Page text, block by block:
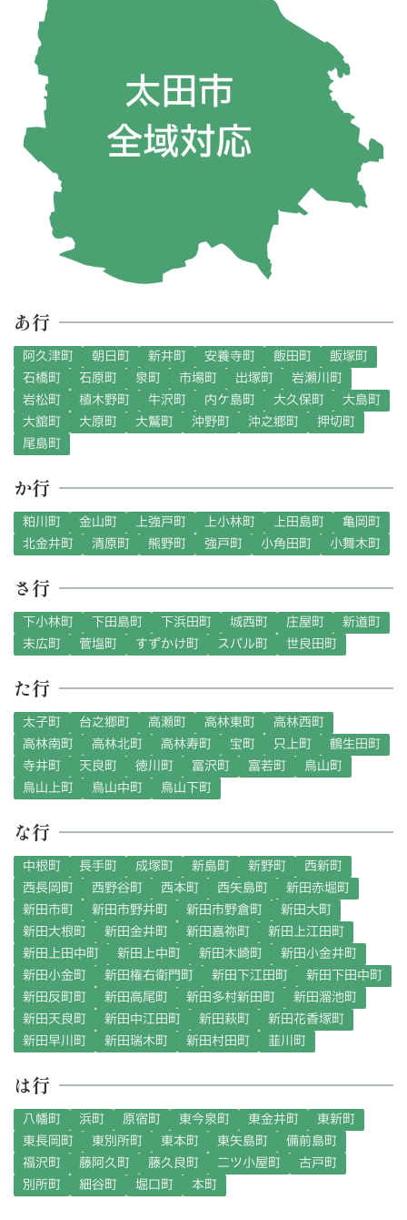
あ行
阿久津町 朝日町 新井町 安養寺町 飯田町
飯塚町
石橋町
石原町 泉町 市場町 出塚町
岩瀬川町
岩松町
植木野町 牛沢町 内ケ島町 大久保町
大島町
大舘町
大原町 大鷲町 沖野町 沖之郷町
押切町
尾島町
か行
粕川町 金山町 上強戸町 上小林町 上田島町
亀岡町
北金井町
清原町 熊野町 強戸町 小角田町 小舞木町
さ行
下小林町 下田島町 下浜田町 城西町 庄屋町
新道町
末広町
菅塩町 すずかけ町 スバル町 世良田町
た行
太子町 台之郷町 高瀬町 高林東町
高林西町
高林南町
高林北町 高林寿町 宝町 只上町
鶴生田町
寺井町
天良町 徳川町 富沢町 富若町
鳥山町
鳥山上町
鳥山中町 鳥山下町
な行
中根町 長手町 成塚町 新島町 新野町
西新町
西長岡町
西野谷町 西本町 西矢島町
新田赤堀町
新田市町
新田市野井町 新田市野倉町
新田大町
新田大根町
新田金井町 新田嘉祢町
新田上江田町
新田上田中町
新田上中町 新田木崎町
新田小金井町
新田小金町
新田権右衛門町 新田下江田町
新田下田中町
新田反町町
新田高尾町 新田多村新田町
新田溜池町
新田天良町
新田中江田町 新田萩町
新田花香塚町
新田早川町
新田瑞木町 新田村田町 韮川町
は行
八幡町 浜町 原宿町 東今泉町 東金井町
東新町
東長岡町
東別所町 東本町 東矢島町
備前島町
福沢町
藤阿久町 藤久良町 二ツ小屋町
古戸町
別所町
細谷町 堀口町 本町